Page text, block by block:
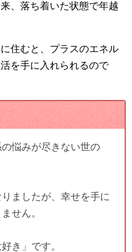
、落ち着いた状態で年越
住むと、プラスのエネル
を手に入れられるので
悩みが尽きない世の
ましたが、幸せを手に
せん。
き」です。